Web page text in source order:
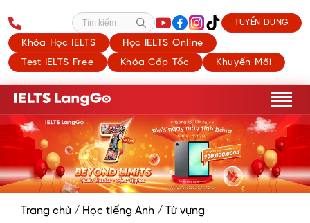
Khóa Học IELTS
Học IELTS Online
Test IELTS Free
Khóa Cấp Tốc Khuyến Mãi
Tìm kiếm TUYỂN DỤNG
Trang chủ / Học tiếng Anh / Từ vựng